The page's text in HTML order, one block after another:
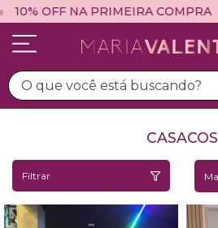
OFF NA PRIMEIRA COMPRA
CASACOS
Filtrar